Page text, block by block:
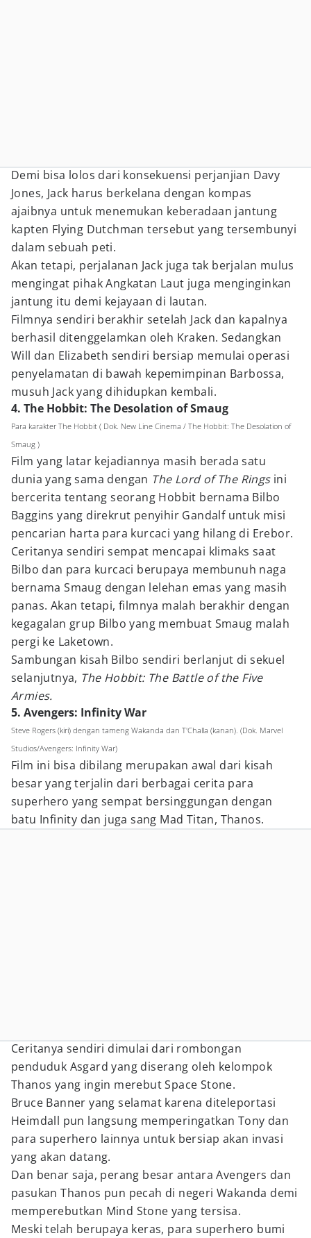
Demi bisa lolos dari konsekuensi perjanjian Davy
Jones, Jack harus berkelana dengan kompas
ajaibnya untuk menemukan keberadaan jantung
kapten Flying Dutchman tersebut yang tersembunyi
dalam sebuah peti.
Akan tetapi, perjalanan Jack juga tak berjalan mulus
mengingat pihak Angkatan Laut juga menginginkan
jantung itu demi kejayaan di lautan.
Filmnya sendiri berakhir setelah Jack dan kapalnya
berhasil ditenggelamkan oleh Kraken. Sedangkan
Will dan Elizabeth sendiri bersiap memulai operasi
penyelamatan di bawah kepemimpinan Barbossa,
musuh Jack yang dihidupkan kembali.
4. The Hobbit: The Desolation of Smaug
Para karakter The Hobbit ( Dok. New Line Cinema / The Hobbit: The Desolation of
Smaug )
Film yang latar kejadiannya masih berada satu
dunia yang sama dengan The Lord of The Ringsini
bercerita tentang seorang Hobbit bernama Bilbo
Baggins yang direkrut penyihir Gandalf untuk misi
pencarian harta para kurcaci yang hilang di Erebor.
Ceritanya sendiri sempat mencapai klimaks saat
Bilbo dan para kurcaci berupaya membunuh naga
bernama Smaug dengan lelehan emas yang masih
panas. Akan tetapi, filmnya malah berakhir dengan
kegagalan grup Bilbo yang membuat Smaug malah
pergi ke Laketown.
Sambungan kisah Bilbo sendiri berlanjut di sekuel
selanjutnya, The Hobbit: The Battle of the Five
Armies.
5. Avengers: Infinity War
Steve Rogers (kiri) dengan tameng Wakanda dan T'Challa (kanan). (Dok. Marvel
Studios/Avengers: Infinity War)
Film ini bisa dibilang merupakan awal dari kisah
besar yang terjalin dari berbagai cerita para
superhero yang sempat bersinggungan dengan
batu Infinity dan juga sang Mad Titan, Thanos.
Ceritanya sendiri dimulai dari rombongan
penduduk Asgard yang diserang oleh kelompok
Thanos yang ingin merebut Space Stone.
Bruce Banner yang selamat karena diteleportasi
Heimdall pun langsung memperingatkan Tony dan
para superhero lainnya untuk bersiap akan invasi
yang akan datang.
Dan benar saja, perang besar antara Avengers dan
pasukan Thanos pun pecah di negeri Wakanda demi
memperebutkan Mind Stone yang tersisa.
Meski telah berupaya keras, para superhero bumi